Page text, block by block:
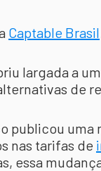
Captable Brasil
largada a
de
publicou uma
nas tarifas de
essa